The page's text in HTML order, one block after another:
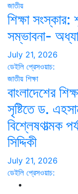
জাতীয়
শিক্ষা
সম্ভাবনা-
July 21, 2026
ডেইলি প্রেসওয়াচ:
জাতীয় শিক্ষা
বাংলাদেশের
সৃষ্টিতে ড.
বিশ্লেষণাত্মক
সিদ্দিকী
July 21, 2026
ডেইলি প্রেসওয়াচ: